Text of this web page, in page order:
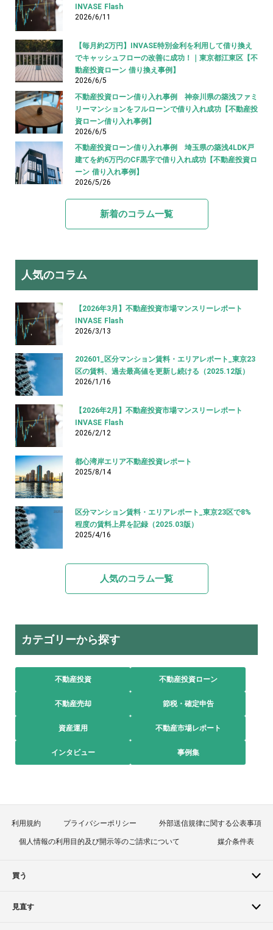
INVASE Flash
2026/6/11
【毎月約2万円】INVASE特別金利を利用して借り換え
でキャッシュフローの改善に成功！｜東京都江東区【不
動産投資ローン 借り換え事例】
2026/6/5
不動産投資ローン借り入れ事例 神奈川県の築浅ファミ
リーマンションをフルローンで借り入れ成功【不動産投
資ローン借り入れ事例】
2026/6/5
不動産投資ローン借り入れ事例 埼玉県の築浅4LDK戸
建てを約6万円のCF黒字で借り入れ成功【不動産投資ロ
ーン 借り入れ事例】
2026/5/26
新着のコラム一覧
人気のコラム
【2026年3月】不動産投資市場マンスリーレポート
INVASE Flash
2026/3/13
202601_区分マンション賃料・エリアレポート_東京23
区の賃料、過去最高値を更新し続ける（2025.12版）
2026/1/16
【2026年2月】不動産投資市場マンスリーレポート
INVASE Flash
2026/2/12
都心湾岸エリア不動産投資レポート
2025/8/14
区分マンション賃料・エリアレポート_東京23区で8%
程度の賃料上昇を記録（2025.03版）
2025/4/16
人気のコラム一覧
カテゴリーから探す
不動産投資 不動産投資ローン
不動産売却 節税・確定申告
資産運用 不動産市場レポート
インタビュー 事例集
利用規約 プライバシーポリシー 外部送信規律に関する公表事項
個人情報の利用目的及び開示等のご請求について 媒介条件表
買う
見直す